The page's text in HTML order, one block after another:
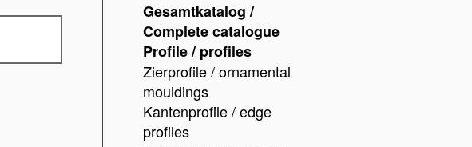
Gesamtkatalog /
Complete catalogue
Profile / profiles
Zierprofile / ornamental
mouldings
Kantenprofile / edge
profiles